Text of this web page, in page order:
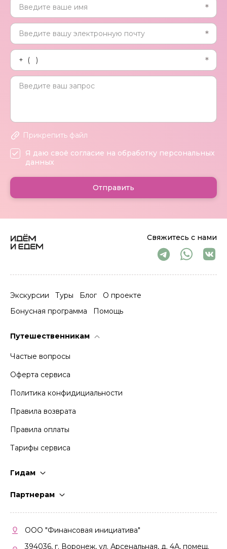
Свяжитесь с нами
Экскурсии Туры Блог
О проекте
Бонусная программа
Помощь
Путешественникам
Частые вопросы
Оферта сервиса
Политика конфидициальности
Правила возврата
Правила оплаты
Тарифы сервиса
Гидам
Партнерам
Кабинет партнера
Правила участия
ООО "Финансовая инициатива"
394036, г. Воронеж, ул. Арсенальная, д. 4А, помещ.
Прикрепить файл
Я даю своё согласие на обработку персональных
данных
Отправить